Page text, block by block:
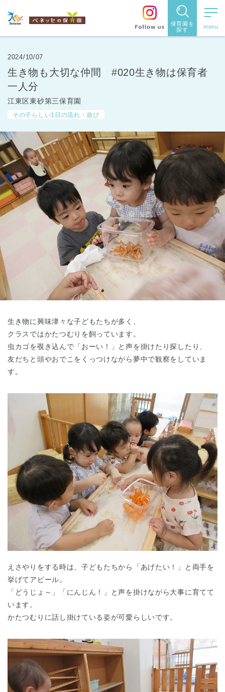
保育園を
探す
保育園を探す
住所・駅
す
都道府県
から探す
東京都
東京都 全域
2024/10/07
生き物も大切な仲間 #020生き物は保育者
一人分
江東区東砂第三保育園
その子らしい1日の流れ・遊び
生き物に興味津々な子どもたちが多く、
クラスではかたつむりを飼っています。
虫カゴを覗き込んで「おーい！」と声を掛けたり探したり、
友だちと頭やおでこをくっつけながら夢中で観察をしていま
す。
えさやりをする時は、子どもたちから「あげたい！」と両手を
挙げてアピール。
「どうじょ～」「にんじん！」と声を掛けながら大事に育てて
います。
かたつむりに話し掛けている姿が可愛らしいです。